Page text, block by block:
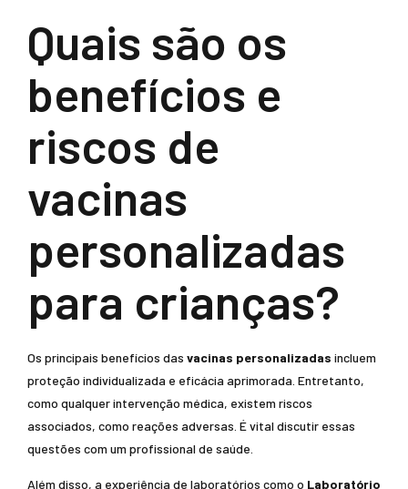
Quais são os
benefícios e
riscos de
vacinas
personalizadas
para crianças?
Os principais benefícios das vacinas personalizadas incluem
proteção individualizada e eficácia aprimorada. Entretanto,
como qualquer intervenção médica, existem riscos
associados, como reações adversas. É vital discutir essas
questões com um profissional de saúde.
Além disso, a experiência de laboratórios como o Laboratório